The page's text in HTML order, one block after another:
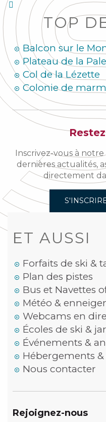
TOP
Balcon sur le
Plateau de la
Col de la Lézette
Colonie de
Inscrivez-vous à
dernières actualités,
directement
ET AUSSI
Forfaits de ski &
Plan des pistes
Bus et Navettes
Météo &
Webcams en
Écoles de ski &
Événements &
Hébergements &
Nous contacter
Rejoignez-nous